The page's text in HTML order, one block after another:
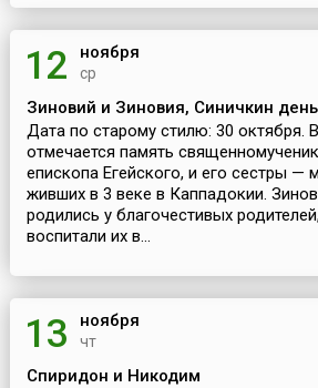
12 ноября
ср
Зиновий и Зиновия, Синичкин день
Дата по старому стилю: 30 октября.
отмечается память
епископа Егейского, и его сестры —
живших в 3 веке в Каппадокии.
родились у благочестивых
воспитали их в...
13 ноября
чт
Спиридон и Никодим